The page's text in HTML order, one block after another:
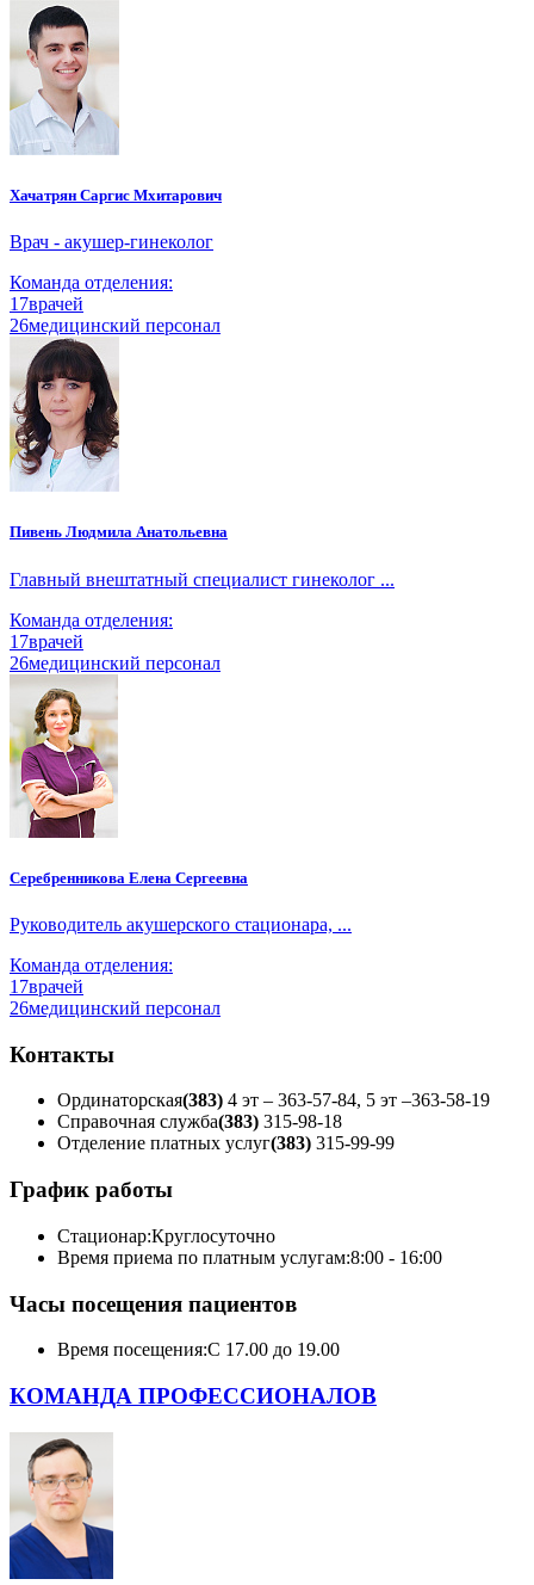
Хачатрян Саргис Мхитарович
Врач - акушер-гинеколог
Команда отделения:
17врачей
26медицинский персонал
Пивень Людмила Анатольевна
Главный внештатный специалист гинеколог ...
Команда отделения:
17врачей
26медицинский персонал
Серебренникова Елена Сергеевна
Руководитель акушерского стационара, ...
Команда отделения:
17врачей
26медицинский персонал
Контакты
Ординаторская(383) 4 эт – 363-57-84, 5 эт –363-58-19
Справочная служба(383) 315-98-18
Отделение платных услуг(383) 315-99-99
График работы
Стационар:Круглосуточно
Время приема по платным услугам:8:00 - 16:00
Часы посещения пациентов
Время посещения:С 17.00 до 19.00
КОМАНДА ПРОФЕССИОНАЛОВ